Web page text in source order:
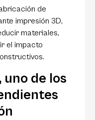
de
impresión 3D,
materiales,
el impacto
de los